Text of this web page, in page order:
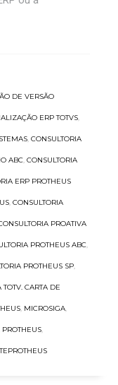
DE VERSÃO
ERP TOTVS,
, CONSULTORIA
ABC, CONSULTORIA
ERP PROTHEUS
, CONSULTORIA
PROATIVA
PROTHEUS ABC,
PROTHEUS SP,
TOTV. CARTA DE
, MICROSIGA,
PROTHEUS,